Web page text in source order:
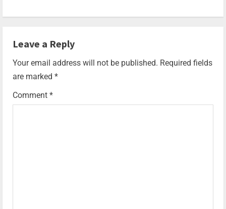
Leave a Reply
Your email address will not be published. Required fields
are marked *
Comment *